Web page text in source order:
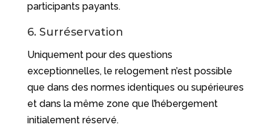
participants payants.
6. Surréservation
Uniquement pour des questions
exceptionnelles, le relogement n’est possible
que dans des normes identiques ou supérieures
et dans la même zone que l’hébergement
initialement réservé.